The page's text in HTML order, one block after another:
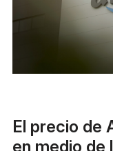
El precio de
en medio de